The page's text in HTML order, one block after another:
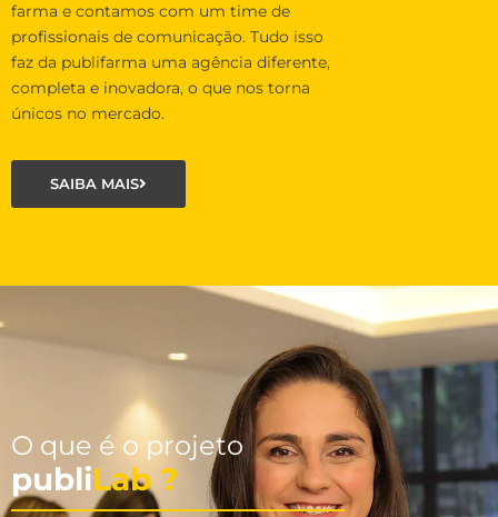
farma e contamos com um time de
profissionais de comunicação. Tudo isso
faz da publifarma uma agência diferente,
completa e inovadora, o que nos torna
únicos no mercado.
SAIBA MAIS
O que é o projeto
publiLab ?